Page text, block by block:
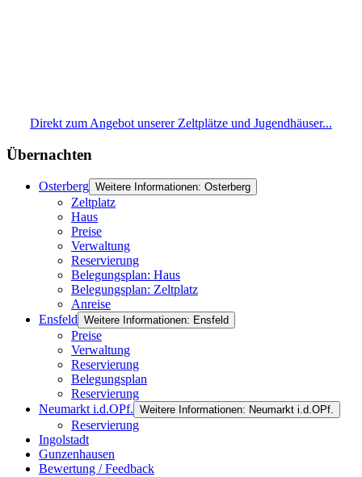
Direkt zum Angebot unserer Zeltplätze und Jugendhäuser...
Übernachten
Osterberg Weitere Informationen: Osterberg
Zeltplatz
Haus
Preise
Verwaltung
Reservierung
Belegungsplan: Haus
Belegungsplan: Zeltplatz
Anreise
Ensfeld Weitere Informationen: Ensfeld
Preise
Verwaltung
Reservierung
Belegungsplan
Reservierung
Neumarkt i.d.OPf. Weitere Informationen: Neumarkt i.d.OPf.
Reservierung
Ingolstadt
Gunzenhausen
Bewertung / Feedback